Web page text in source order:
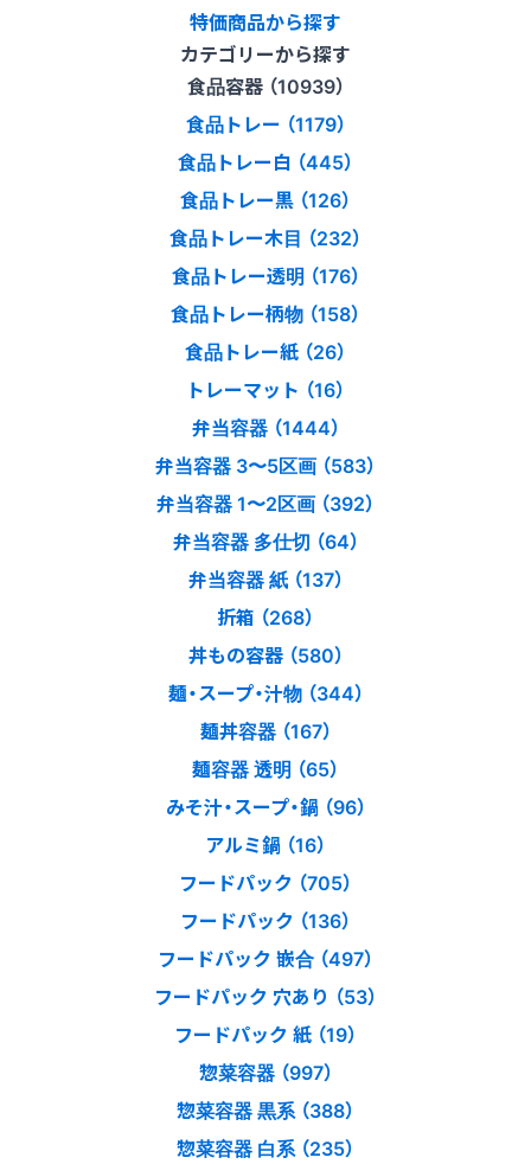
特価商品から探す
カテゴリーから探す
食品容器 （10939）
食品トレー （1179）
食品トレー白 （445）
食品トレー黒 （126）
食品トレー木目 （232）
食品トレー透明 （176）
食品トレー柄物 （158）
食品トレー紙 （26）
トレーマット （16）
弁当容器 （1444）
弁当容器 3〜5区画 （583）
弁当容器 1〜2区画 （392）
弁当容器 多仕切 （64）
弁当容器 紙 （137）
折箱 （268）
丼もの容器 （580）
麺・スープ・汁物 （344）
麺丼容器 （167）
麺容器 透明 （65）
みそ汁・スープ・鍋 （96）
アルミ鍋 （16）
フードパック （705）
フードパック （136）
フードパック 嵌合 （497）
フードパック 穴あり （53）
フードパック 紙 （19）
惣菜容器 （997）
惣菜容器 黒系 （388）
惣菜容器 白系 （235）